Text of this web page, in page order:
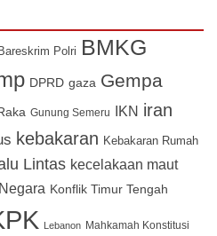
Bareskrim Polri BMKG
DPRD gaza Gempa
Gunung Semeru IKN iran
kebakaran Kebakaran Rumah
Lintas kecelakaan maut
Konflik Timur Tengah
Lebanon Mahkamah Konstitusi